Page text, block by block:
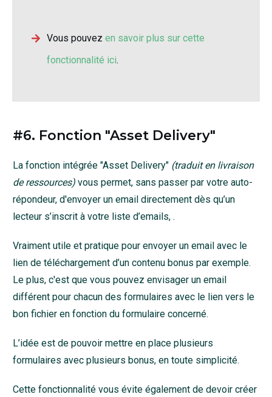
Vous pouvez en savoir plus sur cette
fonctionnalité ici.
#6. Fonction "Asset Delivery"
La fonction intégrée "Asset Delivery" (traduit en livraison
de ressources) vous permet, sans passer par votre auto-
répondeur, d'envoyer un email directement dès qu’un
lecteur s’inscrit à votre liste d’emails, .
Vraiment utile et pratique pour envoyer un email avec le
lien de téléchargement d’un contenu bonus par exemple.
Le plus, c'est que vous pouvez envisager un email
différent pour chacun des formulaires avec le lien vers le
bon fichier en fonction du formulaire concerné.
L’idée est de pouvoir mettre en place plusieurs
formulaires avec plusieurs bonus, en toute simplicité.
Cette fonctionnalité vous évite également de devoir créer